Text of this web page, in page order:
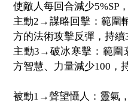
使敵人每回合減少5%SP
主動2→謀略回擊：範圍
方的法術攻擊反彈，持續
主動3→破冰寒擊：範圍
方智慧、力量減少100，
被動1→聲望懾人：靈氣